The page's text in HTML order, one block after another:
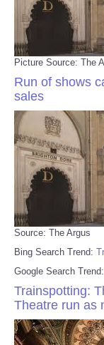
Picture Source: The
Run of shows
sales
Source: The Argus
Bing Search Trend:
Google Search Trend:
Trainspotting:
Theatre run as